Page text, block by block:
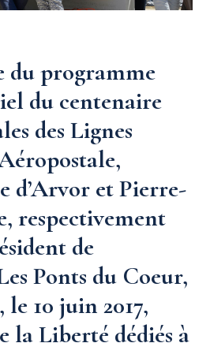
du programme
du centenaire
des Lignes
d’Arvor et Pierre-
respectivement
de
Ponts du Coeur,
10 juin 2017,
la Liberté dédiés à